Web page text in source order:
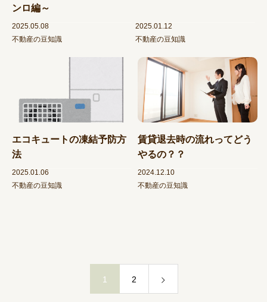
ンロ編～
2025.05.08
不動産の豆知識
2025.01.12
不動産の豆知識
エコキュートの凍結予防方
法
2025.01.06
不動産の豆知識
賃貸退去時の流れってどう
やるの？？
2024.12.10
不動産の豆知識
1 2